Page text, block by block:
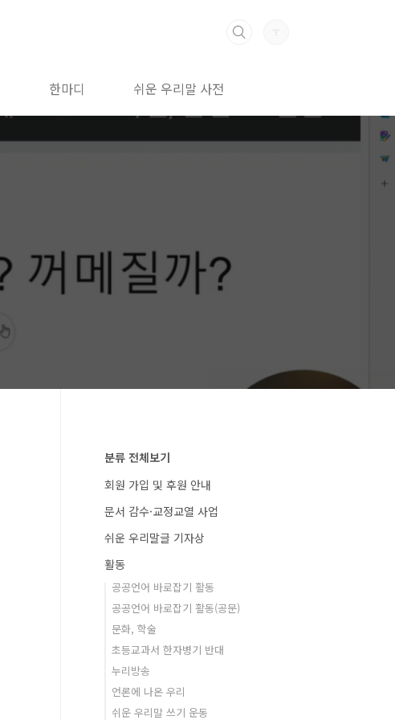
한마디 쉬운 우리말 사전
분류 전체보기
회원 가입 및 후원 안내
문서 감수·교정교열 사업
쉬운 우리말글 기자상
활동
공공언어 바로잡기 활동
공공언어 바로잡기 활동(공문)
문화, 학술
초등교과서 한자병기 반대
누리방송
언론에 나온 우리
쉬운 우리말 쓰기 운동